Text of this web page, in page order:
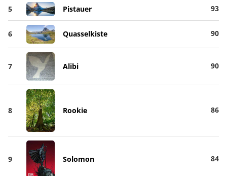
5 Pistauer 93
6 Quasselkiste 90
7 Alibi 90
8 Rookie 86
9 Solomon 84